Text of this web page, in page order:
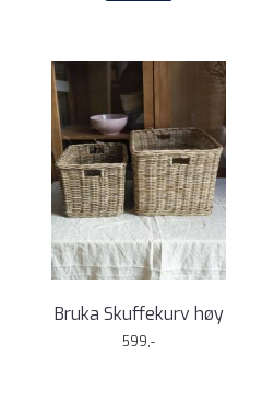
Bruka Skuffekurv høy
599,-